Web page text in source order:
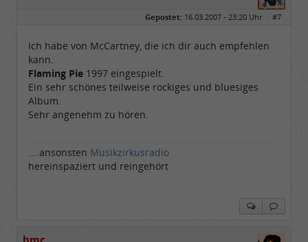
Rain am Lech (Bayern)
Beiträge:
6540
Dabei seit:
Gepostet: 16.03.2007 - 23:20 Uhr · #7
Ich habe von McCartney, die ich dir auch empfehlen
kann.
Flaming Pie 1997 eingespielt.
Ein sehr schönes teilweise rockiges und bluesiges
Album.
Sehr angenehm zu hören.
....ansonsten Musikzirkusradio
hereinspaziert und reingehört